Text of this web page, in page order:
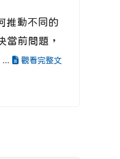
推動不同的
當前問題，
觀看完整文